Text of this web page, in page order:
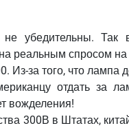
убедительны. Так
реальным спросом
Из-за того, что лампа
отдать за
вожделения!
300В в Штатах,